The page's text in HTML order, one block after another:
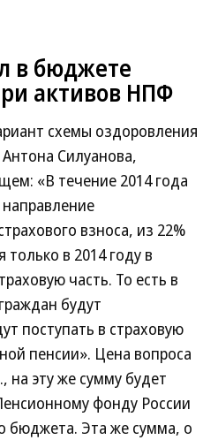
в бюджете
активов НПФ
схемы оздоровления
Силуанова,
«В течение 2014 года
взноса, из 22%
только в 2014 году в
часть. То есть в
будут
поступать в страховую
пенсии». Цена вопроса
на эту же сумму будет
фонду России
бюджета. Эта же сумма, о